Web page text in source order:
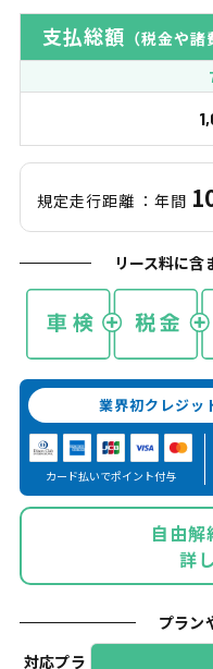
支払総額 （税金や
規定走行距離 ：年間
リース料に含
業界初クレジッ
カード払いでポイント付与
自由
詳
プラン
対応プラ